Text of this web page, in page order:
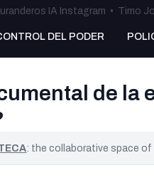
IA Instagram • Timo
DEL PODER
de la
: the collaborative space of